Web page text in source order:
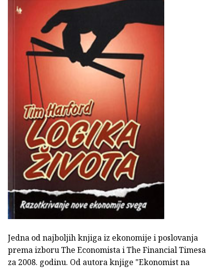
Jedna od najboljih knjiga iz ekonomije i poslovanja
prema izboru The Economista i The Financial Timesa
za 2008. godinu. Od autora knjige "Ekonomist na